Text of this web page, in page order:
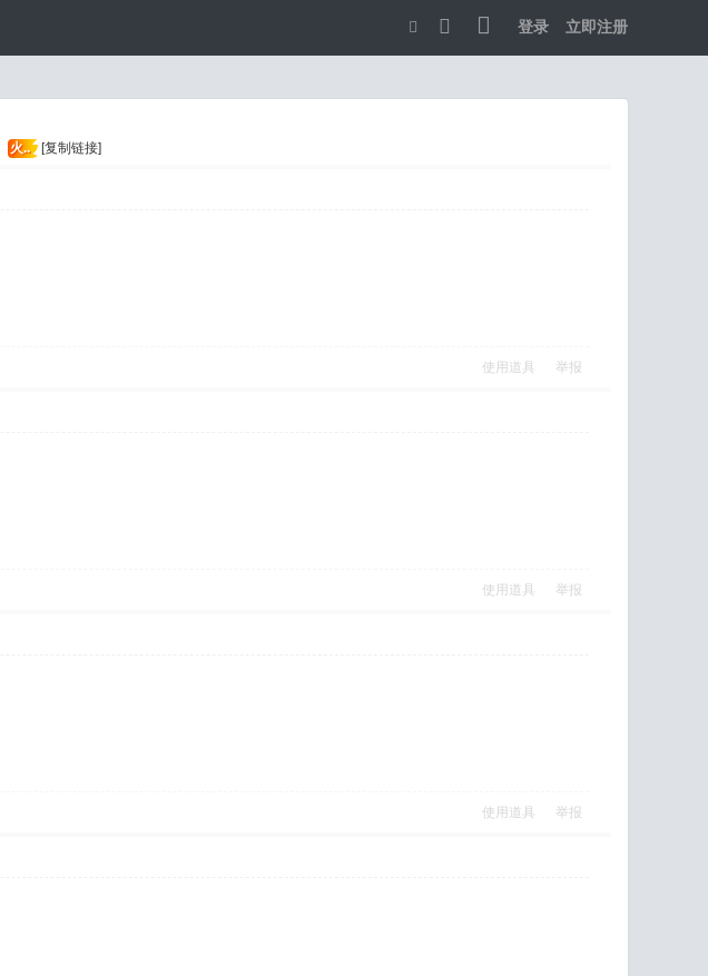
登录 立即注册
换
火.. [复制链接]
使用道具 举报
使用道具 举报
使用道具 举报